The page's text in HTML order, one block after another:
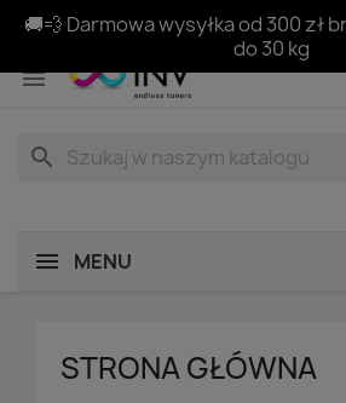
🚚💨 Darmowa wysyłka od 300 zł
do 30 kg

search
MENU
STRONA GŁÓWNA